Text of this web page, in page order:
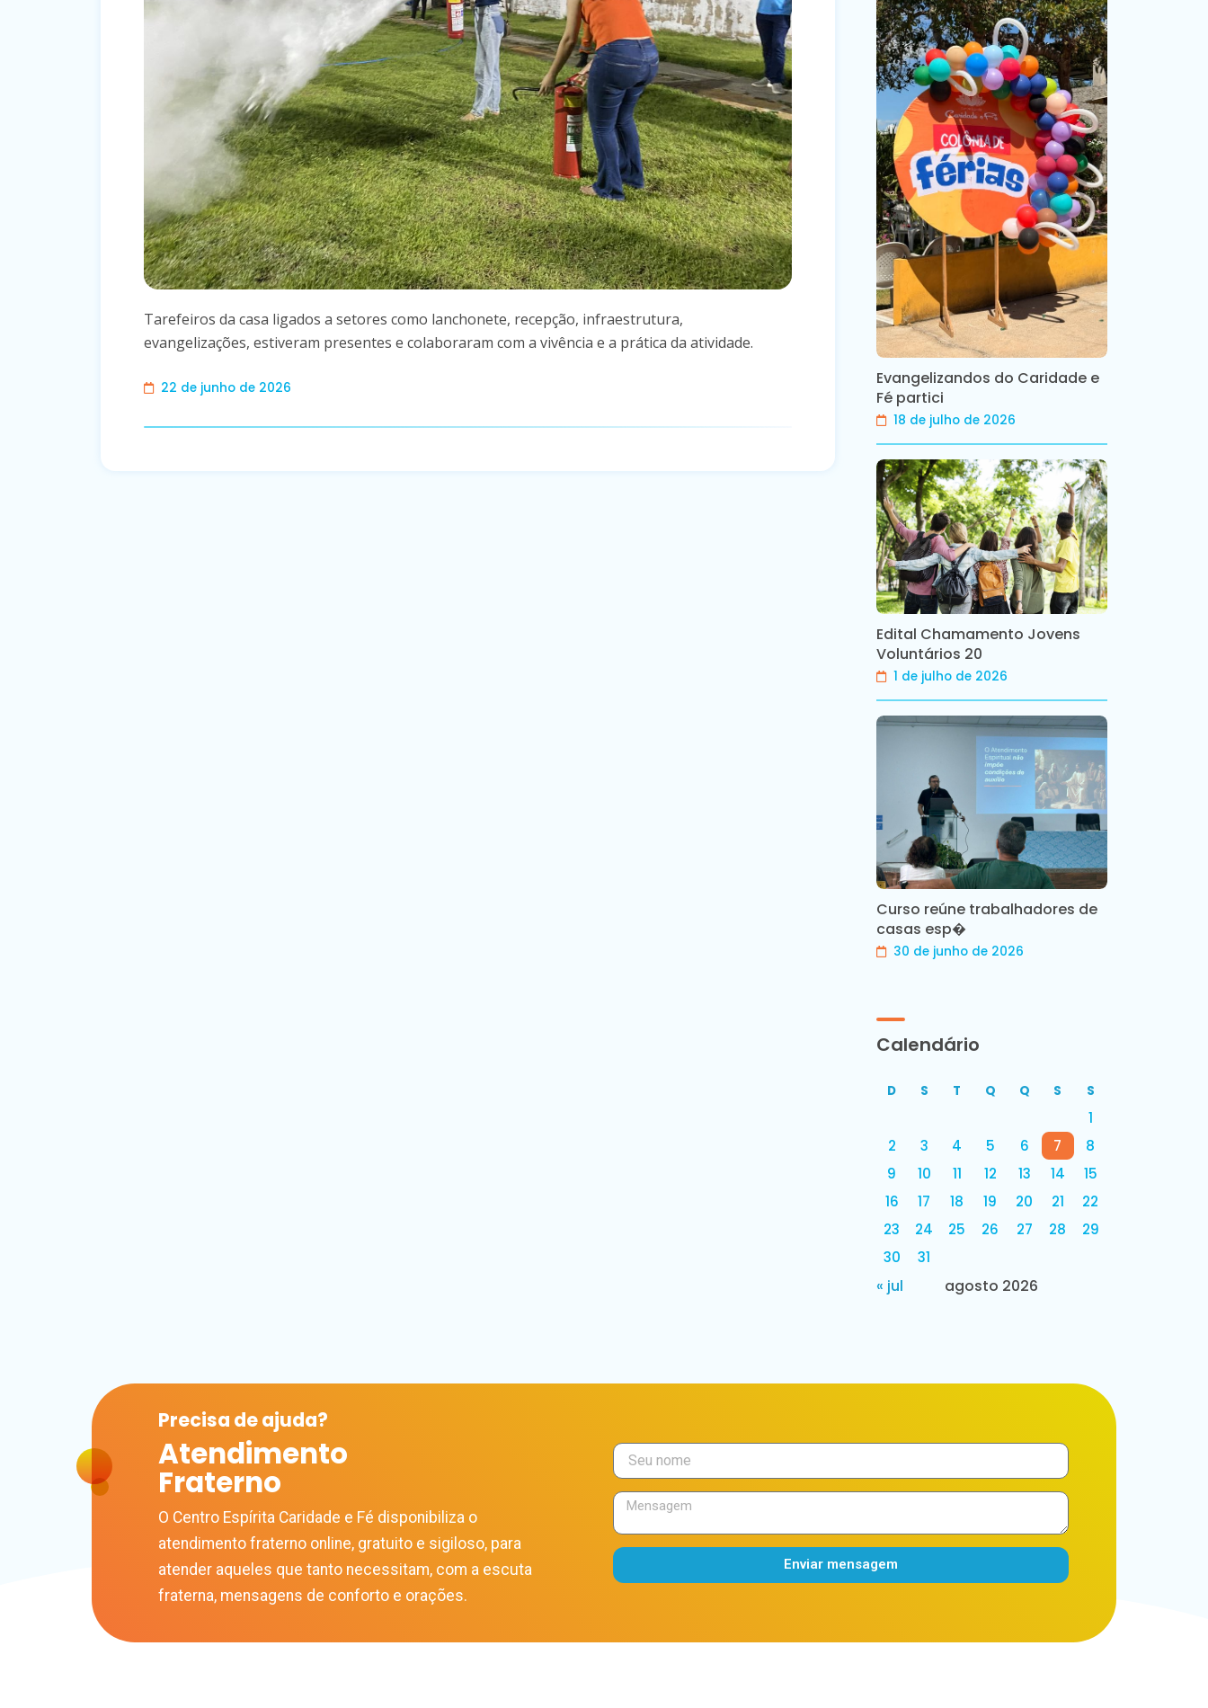
Tarefeiros da casa ligados a setores como lanchonete, recepção, infraestrutura,
evangelizações, estiveram presentes e colaboraram com a vivência e a prática da atividade.
22 de junho de 2026
Evangelizandos do Caridade e
Fé partici
18 de julho de 2026
Edital Chamamento Jovens
Voluntários 20
1 de julho de 2026
Curso reúne trabalhadores de
casas esp�
30 de junho de 2026
Calendário
agosto 2026
D S T Q Q S S
1
2
3 4 5 6 7
8
9
10 11 12 13 14
15
16
17 18 19 20 21
22
23
24 25 26 27 28
29
30
31
« jul
Precisa deajuda?
Atendimento
Fraterno
O Centro Espírita Caridade e Fé disponibiliza o
atendimento fraterno online, gratuito e sigiloso, para
atender aqueles que tanto necessitam, com a escuta
fraterna, mensagens de conforto e orações.
Enviar mensagem